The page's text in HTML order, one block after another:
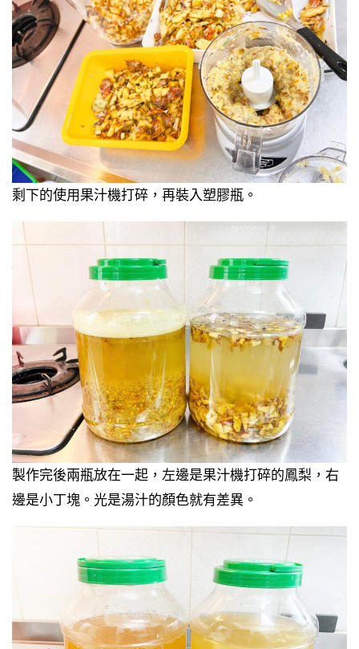
剩下的使用果汁機打碎，再裝入塑膠瓶。
製作完後兩瓶放在一起，左邊是果汁機打碎的鳳梨，右
邊是小丁塊。光是湯汁的顏色就有差異。